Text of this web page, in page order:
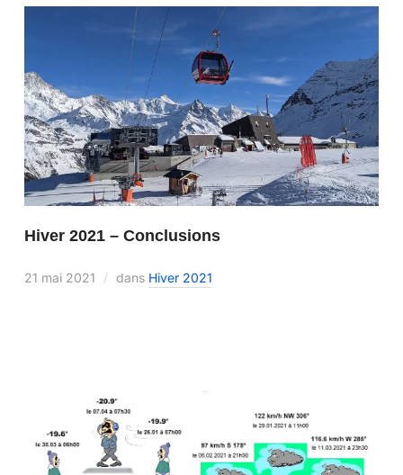
Hiver 2021 – Conclusions
21 mai 2021 dans Hiver 2021